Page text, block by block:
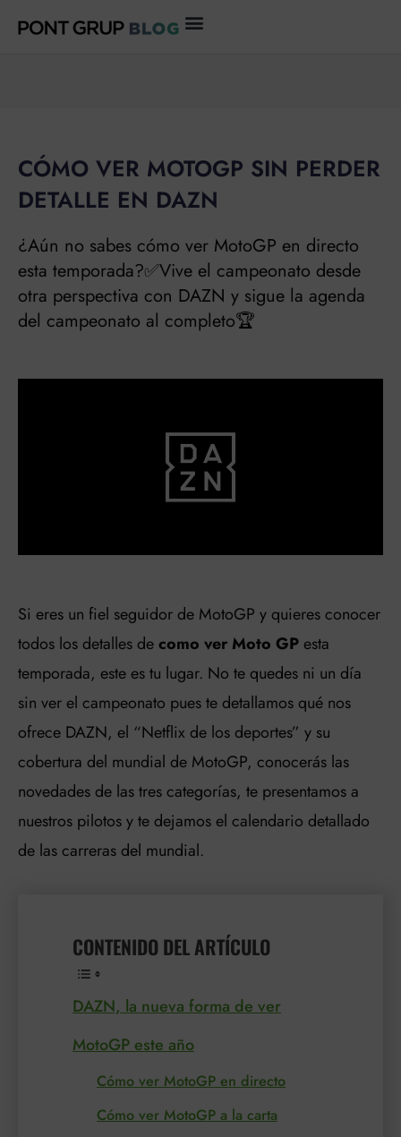
CÓMO VER MOTOGP SIN PERDER
DETALLE EN DAZN
¿Aún no sabes cómo ver MotoGP en directo
esta temporada?✅Vive el campeonato desde
otra perspectiva con DAZN y sigue la agenda
del campeonato al completo🏆
Si eres un fiel seguidor de MotoGP y quieres conocer
todos los detalles decomo ver Moto GPesta
temporada, este es tu lugar. No te quedes ni un día
sin ver el campeonato pues te detallamos qué nos
ofrece DAZN, el “Netflix de los deportes” y su
cobertura del mundial de MotoGP, conocerás las
novedades de las tres categorías, te presentamos a
nuestros pilotos y te dejamos el calendario detallado
de las carreras del mundial.
CONTENIDO DEL ARTÍCULO
DAZN, la nueva forma de ver
MotoGP este año
Cómo ver MotoGP en directo
Cómo ver MotoGP a la carta